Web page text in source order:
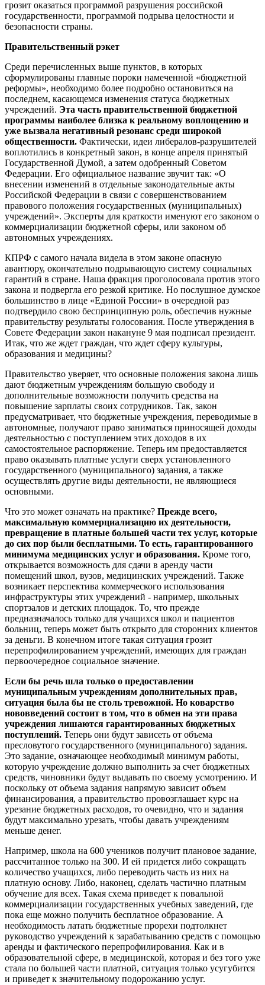
грозит оказаться программой разрушения российской
государственности, программой подрыва целостности и
безопасности страны.
Правительственный рэкет
Среди перечисленных выше пунктов, в которых
сформулированы главные пороки намеченной «бюджетной
реформы», необходимо более подробно остановиться на
последнем, касающемся изменения статуса бюджетных
учреждений. Эта часть правительственной бюджетной
программы наиболее близка к реальному воплощению и
уже вызвала негативный резонанс среди широкой
общественности. Фактически, идеи либералов-разрушителей
воплотились в конкретный закон, в конце апреля принятый
Государственной Думой, а затем одобренный Советом
Федерации. Его официальное название звучит так: «О
внесении изменений в отдельные законодательные акты
Российской Федерации в связи с совершенствованием
правового положения государственных (муниципальных)
учреждений». Эксперты для краткости именуют его законом о
коммерциализации бюджетной сферы, или законом об
автономных учреждениях.
КПРФ с самого начала видела в этом законе опасную
авантюру, окончательно подрывающую систему социальных
гарантий в стране. Наша фракция проголосовала против этого
закона и подвергла его резкой критике. Но послушное думское
большинство в лице «Единой России» в очередной раз
подтвердило свою беспринципную роль, обеспечив нужные
правительству результаты голосования. После утверждения в
Совете Федерации закон накануне 9 мая подписал президент.
Итак, что же ждет граждан, что ждет сферу культуры,
образования и медицины?
Правительство уверяет, что основные положения закона лишь
дают бюджетным учреждениям большую свободу и
дополнительные возможности получить средства на
повышение зарплаты своих сотрудников. Так, закон
предусматривает, что бюджетные учреждения, переводимые в
автономные, получают право заниматься приносящей доходы
деятельностью с поступлением этих доходов в их
самостоятельное распоряжение. Теперь им предоставляется
право оказывать платные услуги сверх установленного
государственного (муниципального) задания, а также
осуществлять другие виды деятельности, не являющиеся
основными.
Что это может означать на практике? Прежде всего,
максимальную коммерциализацию их деятельности,
превращение в платные большей части тех услуг, которые
до сих пор были бесплатными. То есть, гарантированного
минимума медицинских услуг и образования. Кроме того,
открывается возможность для сдачи в аренду части
помещений школ, вузов, медицинских учреждений. Также
возникает перспектива коммерческого использования
инфраструктуры этих учреждений - например, школьных
спортзалов и детских площадок. То, что прежде
предназначалось только для учащихся школ и пациентов
больниц, теперь может быть открыто для сторонних клиентов
за деньги. В конечном итоге такая ситуация грозит
перепрофилированием учреждений, имеющих для граждан
первоочередное социальное значение.
Если бы речь шла только о предоставлении
муниципальным учреждениям дополнительных прав,
ситуация была бы не столь тревожной. Но коварство
нововведений состоит в том, что в обмен на эти права
учреждения лишаются гарантированных бюджетных
поступлений. Теперь они будут зависеть от объема
пресловутого государственного (муниципального) задания.
Это задание, означающее необходимый минимум работы,
которую учреждение должно выполнить за счет бюджетных
средств, чиновники будут выдавать по своему усмотрению. И
поскольку от объема задания напрямую зависит объем
финансирования, а правительство провозглашает курс на
урезание бюджетных расходов, то очевидно, что и задания
будут максимально урезать, чтобы давать учреждениям
меньше денег.
Например, школа на 600 учеников получит плановое задание,
рассчитанное только на 300. И ей придется либо сокращать
количество учащихся, либо переводить часть из них на
платную основу. Либо, наконец, сделать частично платным
обучение для всех. Такая схема приведет к повальной
коммерциализации государственных учебных заведений, где
пока еще можно получить бесплатное образование. А
необходимость латать бюджетные прорехи подтолкнет
руководство учреждений к зарабатыванию средств с помощью
аренды и фактического перепрофилирования. Как и в
образовательной сфере, в медицинской, которая и без того уже
стала по большей части платной, ситуация только усугубится
и приведет к значительному подорожанию услуг.